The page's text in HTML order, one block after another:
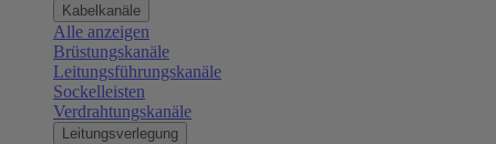
Kabelkanäle
Alle anzeigen
Brüstungskanäle
Leitungsführungskanäle
Sockelleisten
Verdrahtungskanäle
Leitungsverlegung